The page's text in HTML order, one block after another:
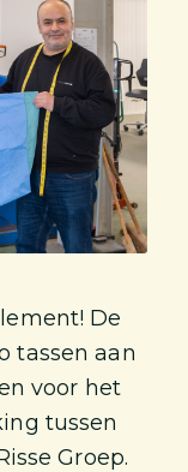
De
tassen aan
voor het
tussen
Groep.